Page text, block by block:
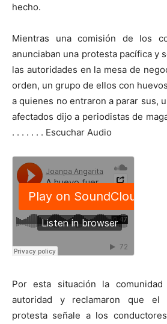
hecho.
Mientras una comisión de los
anunciaban una protesta pacífica y
las autoridades en la mesa de
orden, un grupo de ellos con
a quienes no entraron a parar sus,
afectados dijo a periodistas de
. . . . . . . Escuchar Audio
Por esta situación la
autoridad y reclamaron que el
protesta señale a los